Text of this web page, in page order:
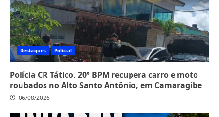
Destaques Policial
Polícia CR Tático, 20° BPM recupera carro e moto
roubados no Alto Santo Antônio, em Camaragibe
06/08/2026